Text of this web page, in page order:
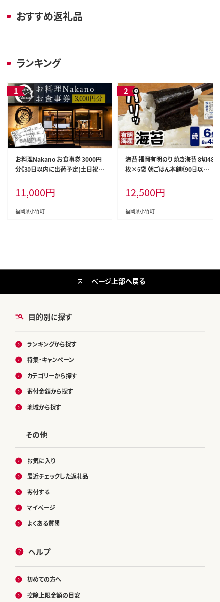
おすすめ返礼品
ランキング
お料理Nakano お食事券 3000円
分《30日以内に出荷予定(土日祝除
郡 小竹町 お食事券---isc_onktick
et_30d_22_11000_3ii---
11,000円
福岡県小竹町
海苔 福岡有明のり 焼き海苔 8切48
枚×6袋 朝ごはん本舗《90日以内
鞍手郡 小竹町 小分け 焼き 有明海
産 九州---sc_anykn_90d_24_12
500_48i---
12,500円
福岡県小竹町
目的別に探す
ランキングから探す
特集・キャンペーン
カテゴリーから探す
寄付金額から探す
地域から探す
その他
お気に入り
最近チェックした返礼品
寄付する
マイページ
よくある質問
ヘルプ
初めての方へ
控除上限金額の目安
ページ上部へ戻る